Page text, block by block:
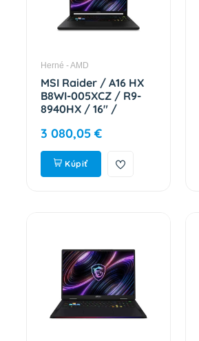
Herné - AMD
MSI Raider / A16 HX
B8WI-005XCZ / R9-
8940HX / 16" /
1TB / RTX 5080 / bez
OS / Black / 2R 9S7-
265K22-005
3 080,05 €
Kúpiť